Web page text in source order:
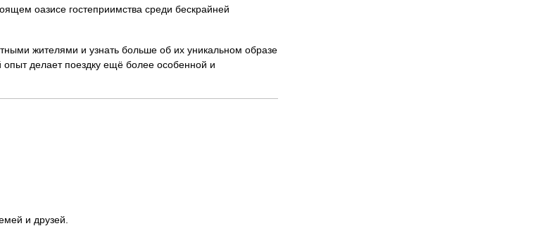
оазисе гостеприимства среди бескрайней
жителями и узнать больше об их уникальном образе
опыт делает поездку ещё более особенной и
и друзей.